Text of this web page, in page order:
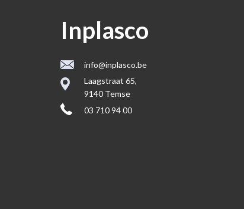
Inplasco
info@inplasco.be
Laagstraat 65,
9140 Temse
03 710 94 00